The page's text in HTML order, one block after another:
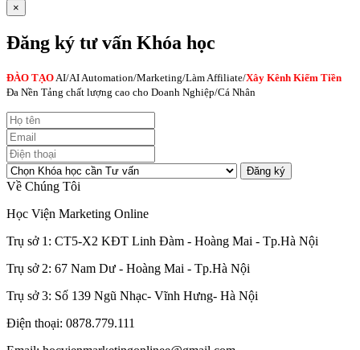
×
Đăng ký tư vấn Khóa học
ĐÀO TẠO AI/AI Automation/Marketing/Làm Affiliate/Xây Kênh Kiếm Tiền
Đa Nền Tảng chất lượng cao cho Doanh Nghiệp/Cá Nhân
Đăng ký
Về Chúng Tôi
Học Viện Marketing Online
Trụ sở 1: CT5-X2 KĐT Linh Đàm - Hoàng Mai - Tp.Hà Nội
Trụ sở 2: 67 Nam Dư - Hoàng Mai - Tp.Hà Nội
Trụ sở 3: Số 139 Ngũ Nhạc- Vĩnh Hưng- Hà Nội
Điện thoại: 0878.779.111